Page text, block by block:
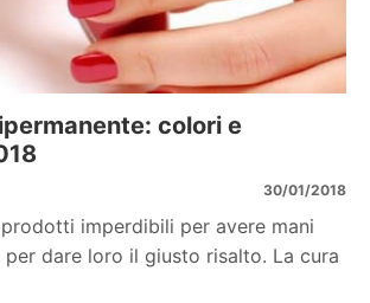
colori e
30/01/2018
imperdibili per avere mani
per dare loro il giusto risalto. La cura